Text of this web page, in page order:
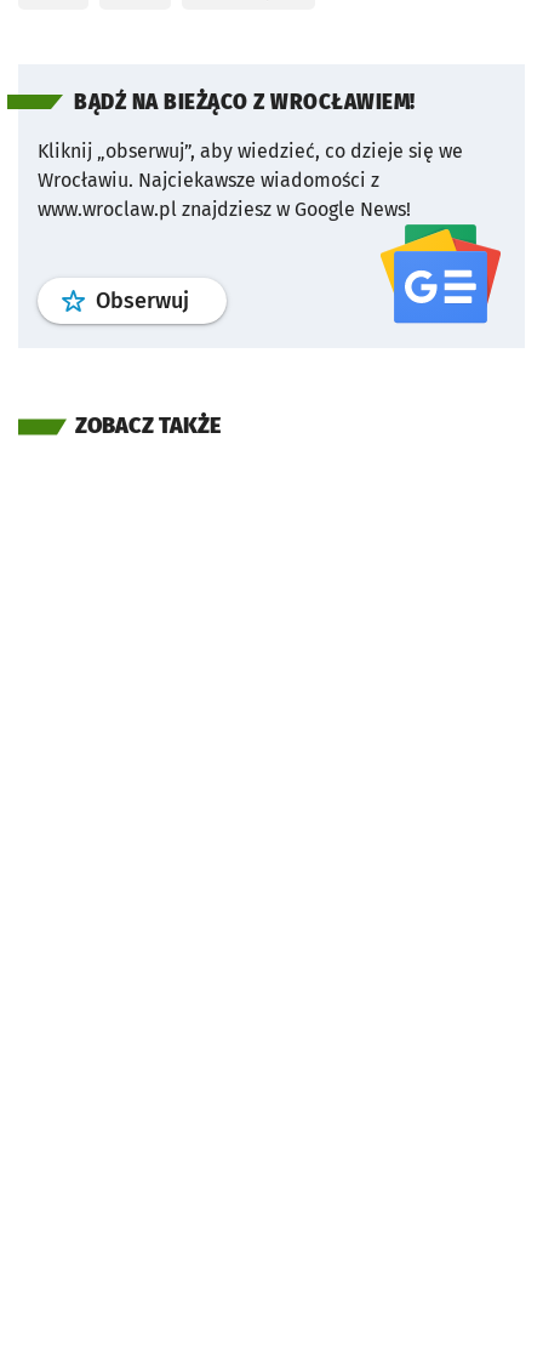
BĄDŹ NA BIEŻĄCO Z WROCŁAWIEM!
Kliknij „obserwuj”, aby wiedzieć, co dzieje się we
Wrocławiu. Najciekawsze wiadomości z
www.wroclaw.pl znajdziesz w Google News!
Obserwuj profil serwisu
ZOBACZ TAKŻE